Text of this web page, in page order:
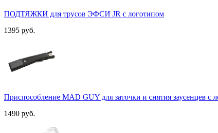
ПОДТЯЖКИ для трусов ЭФСИ JR с логотипом
1395 руб.
Приспособление MAD GUY для заточки и снятия заусенцев с
1490 руб.